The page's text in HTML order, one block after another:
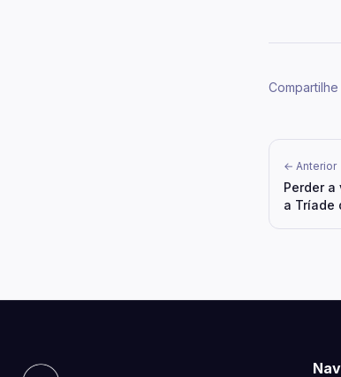
← Anterior
Perder
a Tríade